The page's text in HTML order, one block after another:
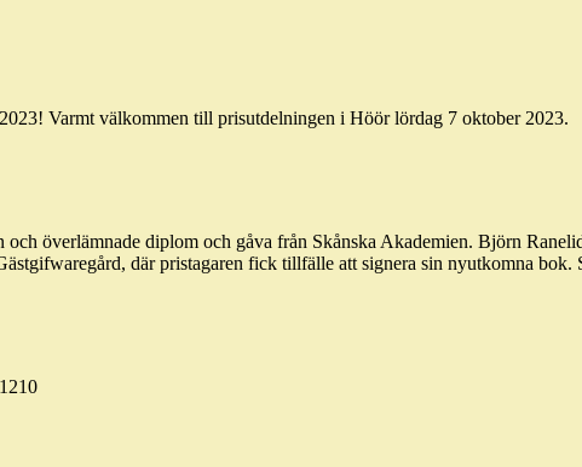
Varmt välkommen till prisutdelningen i Höör lördag 7 oktober 2023.
överlämnade diplom och gåva från Skånska Akademien. Björn
där pristagaren fick tillfälle att signera sin nyutkomna